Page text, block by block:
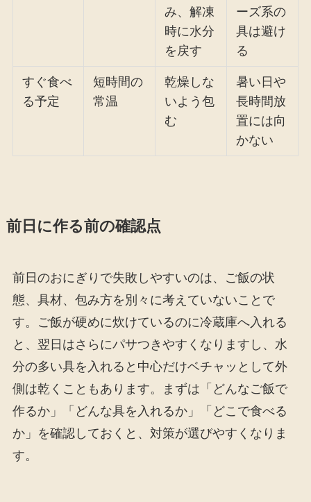
み、解凍
時に水分
を戻す
ーズ系の
具は避け
る
すぐ食べ
る予定
短時間の
常温
乾燥しな
いよう包
む
暑い日や
長時間放
置には向
かない
前日に作る前の確認点
前日のおにぎりで失敗しやすいのは、ご飯の状
態、具材、包み方を別々に考えていないことで
す。ご飯が硬めに炊けているのに冷蔵庫へ入れる
と、翌日はさらにパサつきやすくなりますし、水
分の多い具を入れると中心だけベチャッとして外
側は乾くこともあります。まずは「どんなご飯で
作るか」「どんな具を入れるか」「どこで食べる
か」を確認しておくと、対策が選びやすくなりま
す。